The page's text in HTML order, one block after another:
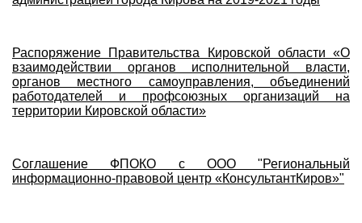
Распоряжение Правительства Кировской области «О
взаимодействии органов исполнительной власти,
органов местного самоуправления, объединений
работодателей и профсоюзных организаций на
территории Кировской области»
Соглашение ФПОКО с ООО "Региональный
информационно-правовой центр «КонсультантКиров»"